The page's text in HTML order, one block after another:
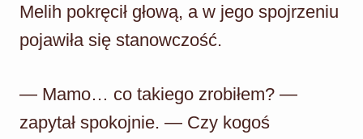
Melih pokręcił głową, a w jego spojrzeniu
pojawiła się stanowczość.
— Mamo… co takiego zrobiłem? —
zapytał spokojnie. — Czy kogoś